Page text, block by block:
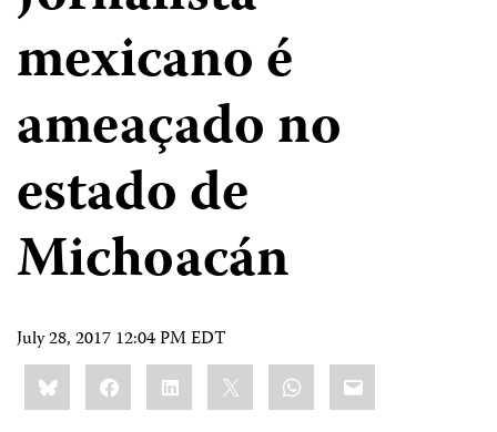
mexicano é
ameaçado no
estado de
Michoacán
July 28, 2017 12:04 PM EDT
Share
this:BlueskyFacebookLinkedIn WhatsApp
Email